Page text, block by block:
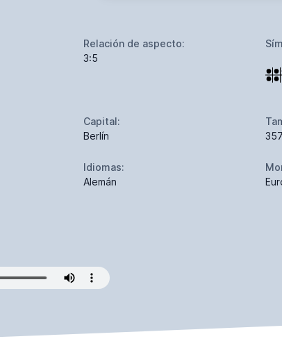
Relación de aspecto:
3:5
Capital:
Berlín
Idiomas:
Alemán